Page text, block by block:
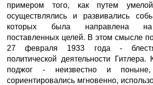
примером того, как путем
осуществлялись и развивались
которых была направлена на
поставленных целей. В этом смысле
27 февраля 1933 года -
политической деятельности Гитлера.
поджог - неизвестно и
сориентировались мгновенно,